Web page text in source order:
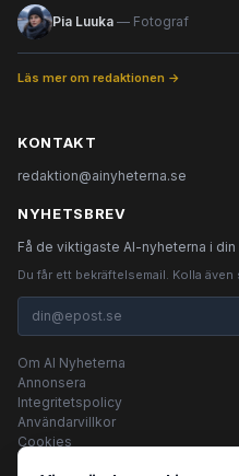
Pia Luuka — Fotograf
Läs mer om redaktionen →
KONTAKT
redaktion@ainyheterna.se
NYHETSBREV
Få de viktigaste AI-nyheterna i
Du får ett bekräftelsemail. Kolla även
Om AI Nyheterna
Annonsera
Integritetspolicy
Användarvillkor
Cookies